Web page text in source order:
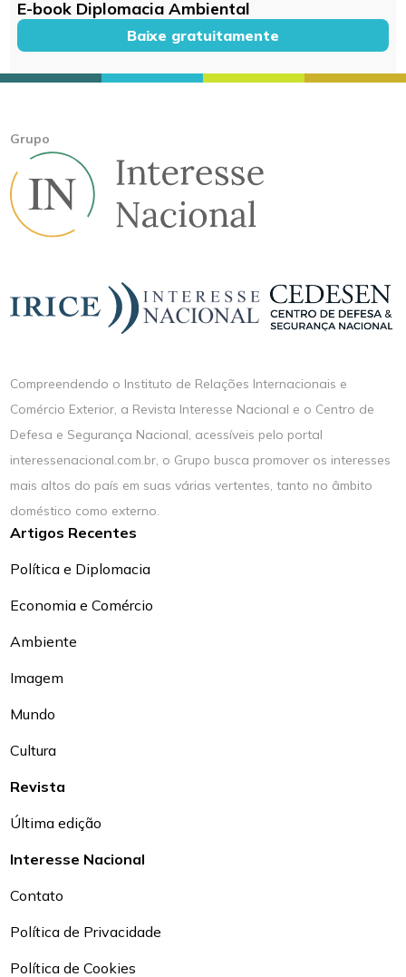
E-book Diplomacia Ambiental
Baixe gratuitamente
Grupo
Compreendendo o Instituto de Relações Internacionais e
Comércio Exterior, a Revista Interesse Nacional e o Centro de
Defesa e Segurança Nacional, acessíveis pelo portal
interessenacional.com.br, o Grupo busca promover os interesses
mais altos do país em suas várias vertentes, tanto no âmbito
doméstico como externo.
Artigos Recentes
Política e Diplomacia
Economia e Comércio
Ambiente
Imagem
Mundo
Cultura
Revista
Última edição
Interesse Nacional
Contato
Política de Privacidade
Política de Cookies